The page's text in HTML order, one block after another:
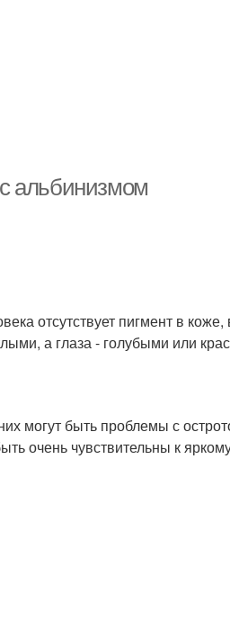
альбинизмом
отсутствует пигмент в коже,
а глаза - голубыми или
могут быть проблемы с
очень чувствительны к